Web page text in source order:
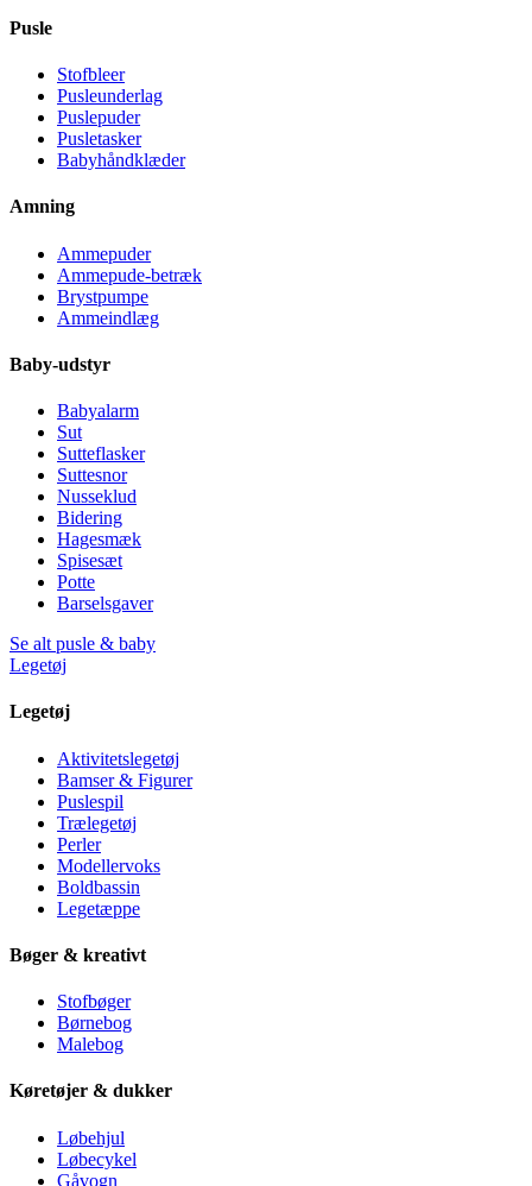
Pusle
Stofbleer
Pusleunderlag
Puslepuder
Pusletasker
Babyhåndklæder
Amning
Ammepuder
Ammepude-betræk
Brystpumpe
Ammeindlæg
Baby-udstyr
Babyalarm
Sut
Sutteflasker
Suttesnor
Nusseklud
Bidering
Hagesmæk
Spisesæt
Potte
Barselsgaver
Se alt pusle & baby
Legetøj
Legetøj
Aktivitetslegetøj
Bamser & Figurer
Puslespil
Trælegetøj
Perler
Modellervoks
Boldbassin
Legetæppe
Bøger & kreativt
Stofbøger
Børnebog
Malebog
Køretøjer & dukker
Løbehjul
Løbecykel
Gåvogn